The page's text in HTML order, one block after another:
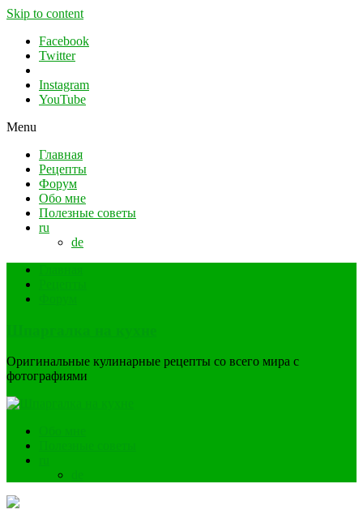
Skip to content
Facebook
Twitter
Instagram
YouTube
Menu
Главная
Рецепты
Форум
Обо мне
Полезные советы
ru
de
Оригинальные кулинарные рецепты со всего мира с
фотографиями